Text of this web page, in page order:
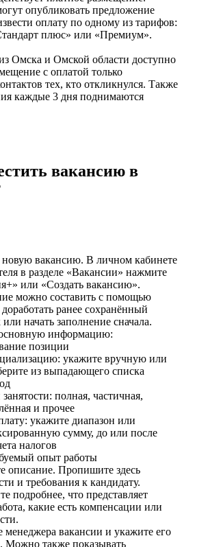
опубликовать предложение
оплату по одному из тарифов:
плюс» или «Премиум».
Омска и Омской области доступно
с оплатой только
тех, кто откликнулся. Также
каждые 3 дня поднимаются
вакансию в
новую вакансию. В личном кабинете
в разделе «Вакансии» нажмите
или «Создать вакансию».
можно составить с помощью
ранее сохранённый
начать заполнение сначала.
информацию:
позиции
укажите вручную или
из выпадающего списка
полная, частичная,
и прочее
укажите диапазон или
сумму, до или после
налогов
опыт работы
описание. Пропишите здесь
и требования к кандидату.
подробнее, что представляет
какие есть компенсации или
менеджера вакансии и укажите его
Можно также показывать